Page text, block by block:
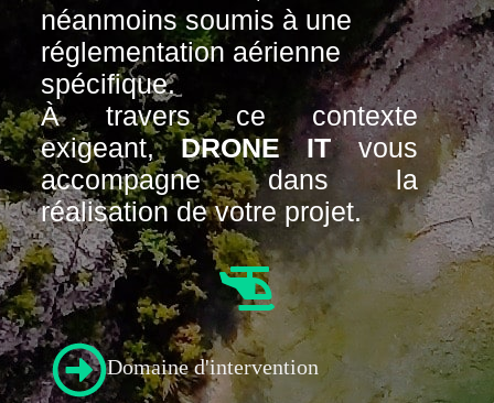
néanmoins soumis à une
réglementation aérienne
spécifique.
À travers ce contexte
exigeant,DRONE ITvous
accompagne dans la
réalisation de votre projet.
Domaine d'intervention​